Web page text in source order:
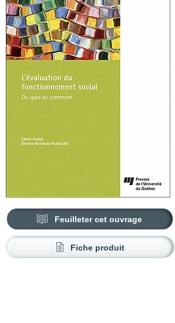
Feuilleter cet ouvrage
Fiche produit